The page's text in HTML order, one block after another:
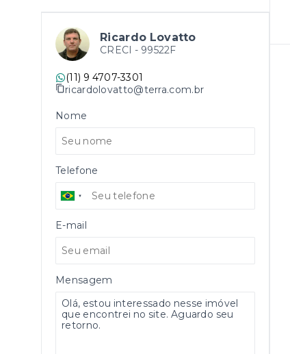
Ricardo Lovatto
CRECI - 99522F
(11) 9 4707-3301
ricardolovatto@terra.com.br
Nome
Telefone
E-mail
Mensagem